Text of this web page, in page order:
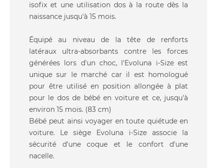
isofix et une utilisation dos à la route dès la
naissance jusqu'à 15 mois.
Équipé au niveau de la tête de renforts
latéraux ultra-absorbants contre les forces
générées lors d'un choc, l'Evoluna i-Size est
unique sur le marché car il est homologué
pour être utilisé en position allongée à plat
pour le dos de bébé en voiture et ce, jusqu'à
environ 15 mois. (83 cm)
Bébé peut ainsi voyager en toute quiétude en
voiture. Le siège Evoluna i-Size associe la
sécurité d'une coque et le confort d'une
nacelle.